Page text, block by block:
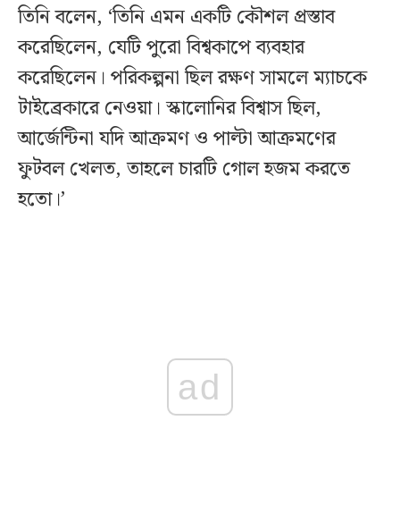
তিনি বলেন, ‘তিনি এমন একটি কৌশল প্রস্তাব
করেছিলেন, যেটি পুরো বিশ্বকাপে ব্যবহার
করেছিলেন। পরিকল্পনা ছিল রক্ষণ সামলে ম্যাচকে
টাইব্রেকারে নেওয়া। স্কালোনির বিশ্বাস ছিল,
আর্জেন্টিনা যদি আক্রমণ ও পাল্টা আক্রমণের
ফুটবল খেলত, তাহলে চারটি গোল হজম করতে
হতো।’
ad